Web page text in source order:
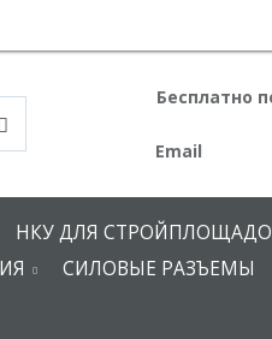
Бесплатно
+7
НКУ ДЛЯ
СИЛОВЫЕ РАЗЪЕМЫ